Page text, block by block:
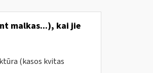
malkas...), kai jie
(kasos kvitas